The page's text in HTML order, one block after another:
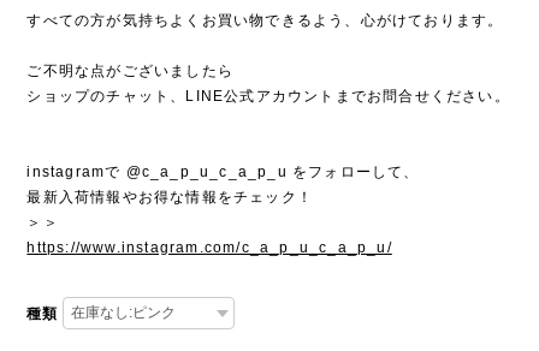
すべての方が気持ちよくお買い物できるよう、心がけております。
ご不明な点がございましたら
ショップのチャット、LINE公式アカウントまでお問合せください。
instagramで @c_a_p_u_c_a_p_u をフォローして、
最新入荷情報やお得な情報をチェック！
＞＞
https://www.instagram.com/c_a_p_u_c_a_p_u/
種類